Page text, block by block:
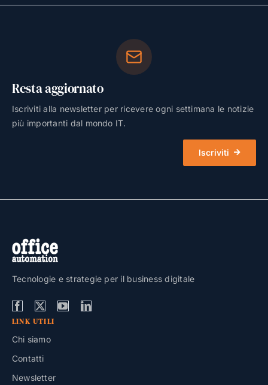
Resta aggiornato
Iscriviti alla newsletter per ricevere ogni settimana le notizie
più importanti dal mondo IT.
Iscriviti
Tecnologie e strategie per il business digitale
LINK UTILI
Chi siamo
Contatti
Newsletter